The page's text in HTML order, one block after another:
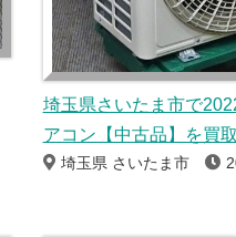
埼玉県さいたま市で
アコン【中古品】を買
埼玉県 さいたま市